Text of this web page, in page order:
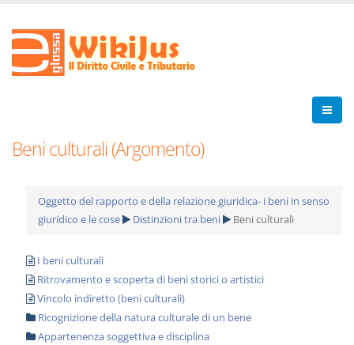
Beni culturali (Argomento)
Oggetto del rapporto e della relazione giuridica- i beni in senso
giuridico e le cose
Distinzioni tra beni Beni culturali
I beni culturali
Ritrovamento e scoperta di beni storici o artistici
Vincolo indiretto (beni culturali)
Ricognizione della natura culturale di un bene
Appartenenza soggettiva e disciplina